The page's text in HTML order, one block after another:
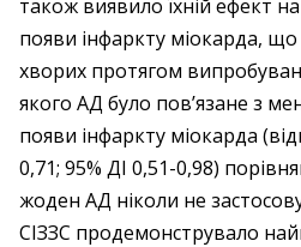
також виявило їхній ефект
появи інфаркту міокарда, що
хворих протягом
якого АД було пов’язане з
появи інфаркту міокарда
0,71; 95% ДІ 0,51-0,98)
жоден АД ніколи не
СІЗЗС продемонструвало